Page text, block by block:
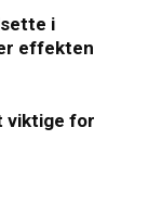
i
effekten
viktige for